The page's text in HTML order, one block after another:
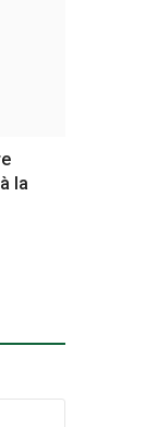
la